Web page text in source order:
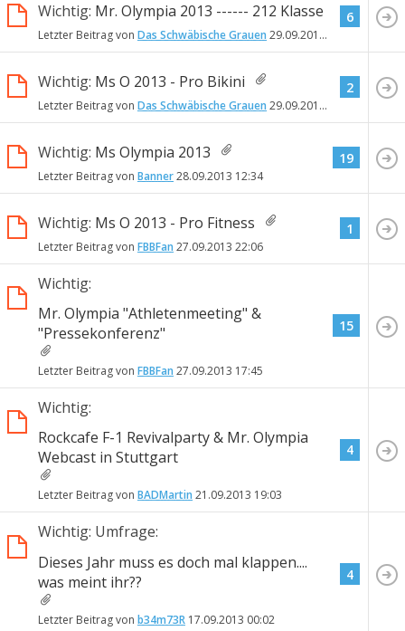
Wichtig: Mr. Olympia 2013 ------ 212 Klasse
Letzter Beitrag von Das Schwäbische Grauen 29.09.2013
6
Wichtig: Ms O 2013 - Pro Bikini
Letzter Beitrag von Das Schwäbische Grauen 29.09.2013
2
Wichtig: Ms Olympia 2013
Letzter Beitrag von Banner28.09.2013 12:34
19
Wichtig: Ms O 2013 - Pro Fitness
Letzter Beitrag von FBBFan 27.09.2013 22:06
1
Wichtig:
Mr. Olympia "Athletenmeeting" &
"Pressekonferenz"
Letzter Beitrag von FBBFan 27.09.2013 17:45
15
Wichtig:
Rockcafe F-1 Revivalparty & Mr. Olympia
Webcast in Stuttgart
Letzter Beitrag von BADMartin 21.09.2013 19:03
4
Wichtig: Umfrage:
Dieses Jahr muss es doch mal klappen....
was meint ihr??
Letzter Beitrag von b34m73R 17.09.2013 00:02
4